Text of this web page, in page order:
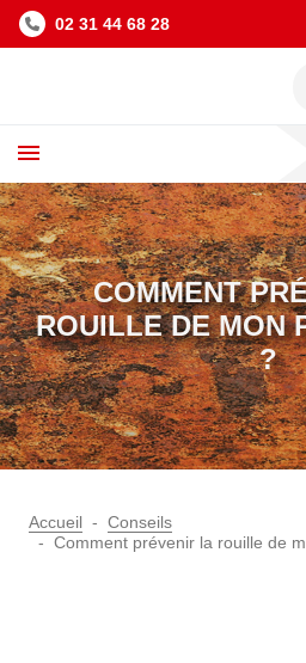
02 31 44 68 28
COMMENT
ROUILLE DE MON
?
Accueil
Conseils
Comment prévenir la rouille de